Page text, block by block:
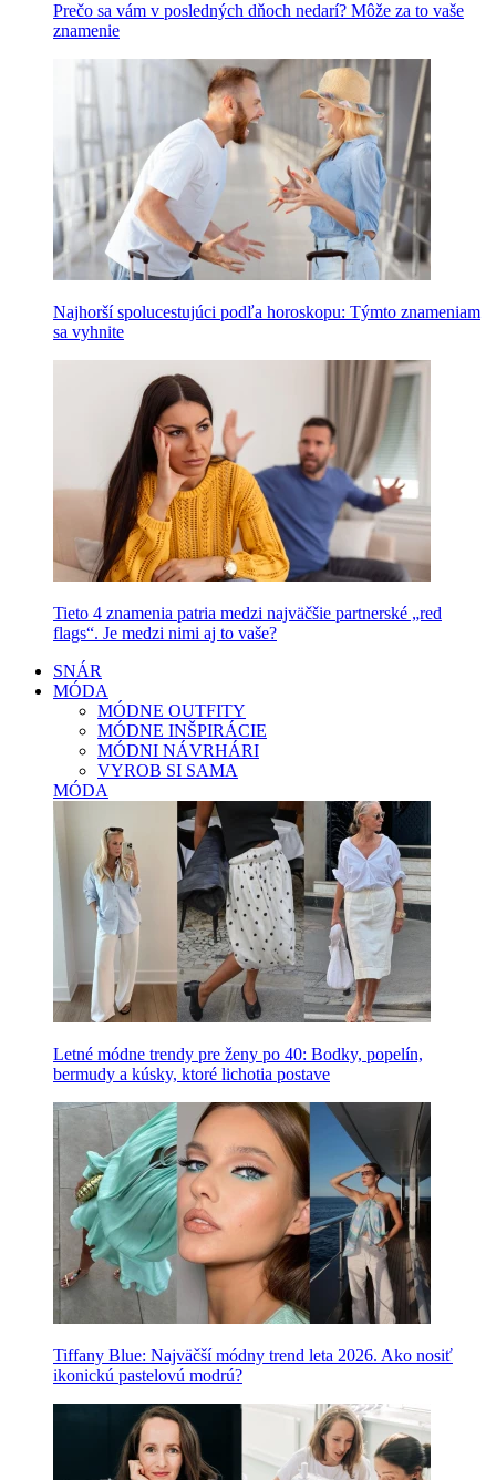
Prečo sa vám v posledných dňoch nedarí? Môže za to vaše
znamenie
Najhorší spolucestujúci podľa horoskopu: Týmto znameniam
sa vyhnite
Tieto 4 znamenia patria medzi najväčšie partnerské „red
flags“. Je medzi nimi aj to vaše?
SNÁR
MÓDA
MÓDNE OUTFITY
MÓDNE INŠPIRÁCIE
MÓDNI NÁVRHÁRI
VYROB SI SAMA
MÓDA
Letné módne trendy pre ženy po 40: Bodky, popelín,
bermudy a kúsky, ktoré lichotia postave
Tiffany Blue: Najväčší módny trend leta 2026. Ako nosiť
ikonickú pastelovú modrú?